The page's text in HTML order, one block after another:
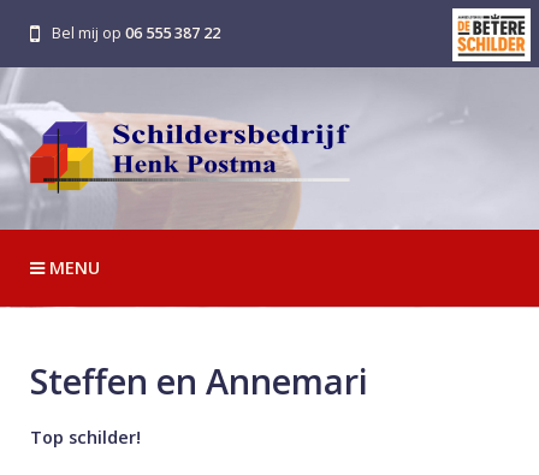
Bel mij op 06 555 387 22
MENU
Steffen en Annemari
Top schilder!